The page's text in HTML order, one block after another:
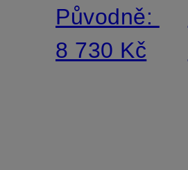
Původně:
8 730 Kč